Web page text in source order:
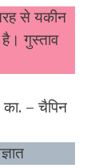
से यकीन
गुस्ताव
का. – चैपिन